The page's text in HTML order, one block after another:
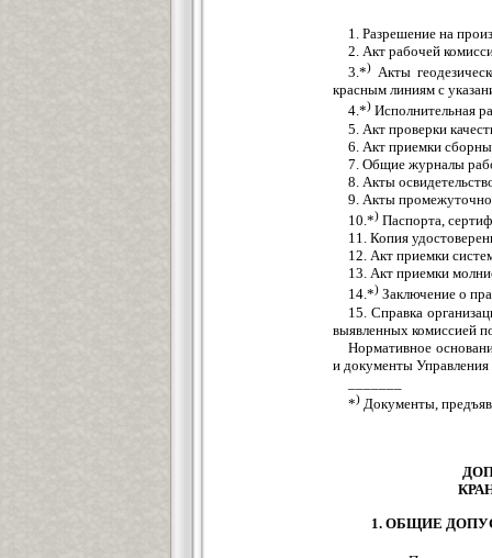
1. Разрешение на
2. Акт рабочей
3.*) Акты
красным линиям с
4.*) Исполнительная
5. Акт проверки
6. Акт приемки
7. Общие журналы
8. Акты
9. Акты
10.*) Паспорта,
11. Копия
12. Акт приемки
13. Акт приемки
14.*) Заключение о
15. Справка
выявленных комиссией
Нормативное
и документы
*) Документы,
1. ОБЩИЕ